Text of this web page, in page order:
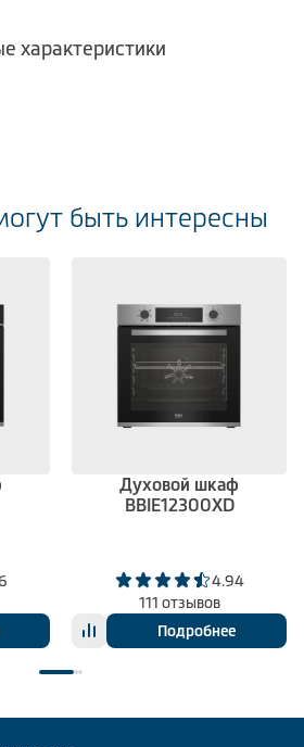
характеристики
быть интересны
Духовой шкаф
BBIE12300XD
4.94
111 отзывов
Подробнее